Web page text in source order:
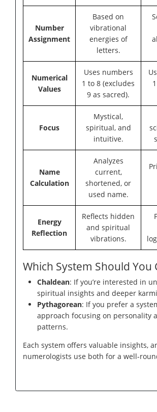
Number
Assignment
Based on
vibrational
energies of
letters.
Numerical
Values
Uses numbers
1 to 8 (excludes
9 as sacred).
Focus
Mystical,
spiritual, and
intuitive.
Name
Calculation
Analyzes
current,
shortened, or
used name.
Energy
Reflection
Reflects hidden
and spiritual
vibrations.
Which System Should You
Chaldean: If you’re interested in
spiritual insights and deeper
Pythagorean: If you prefer a
approach focusing on personality
patterns.
Each system offers valuable insights,
numerologists use both for a well-